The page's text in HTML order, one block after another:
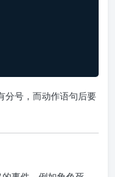
分号，而动作语句后要